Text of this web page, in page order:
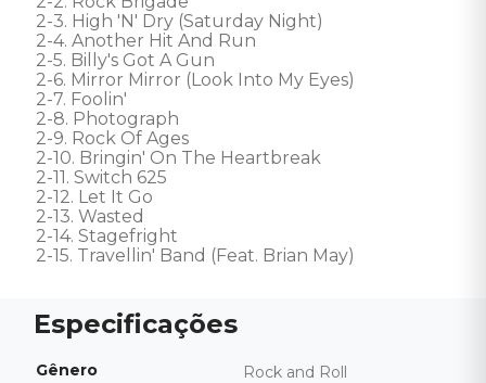
2-3. High 'N' Dry (Saturday Night)
2-4. Another Hit And Run
2-5. Billy's Got A Gun
2-6. Mirror Mirror (Look Into My Eyes)
2-7. Foolin'
2-8. Photograph
2-9. Rock Of Ages
2-10. Bringin' On The Heartbreak
2-11. Switch 625
2-12. Let It Go
2-13. Wasted
2-14. Stagefright
2-15. Travellin' Band (Feat. Brian May)
Gênero Rock and Roll